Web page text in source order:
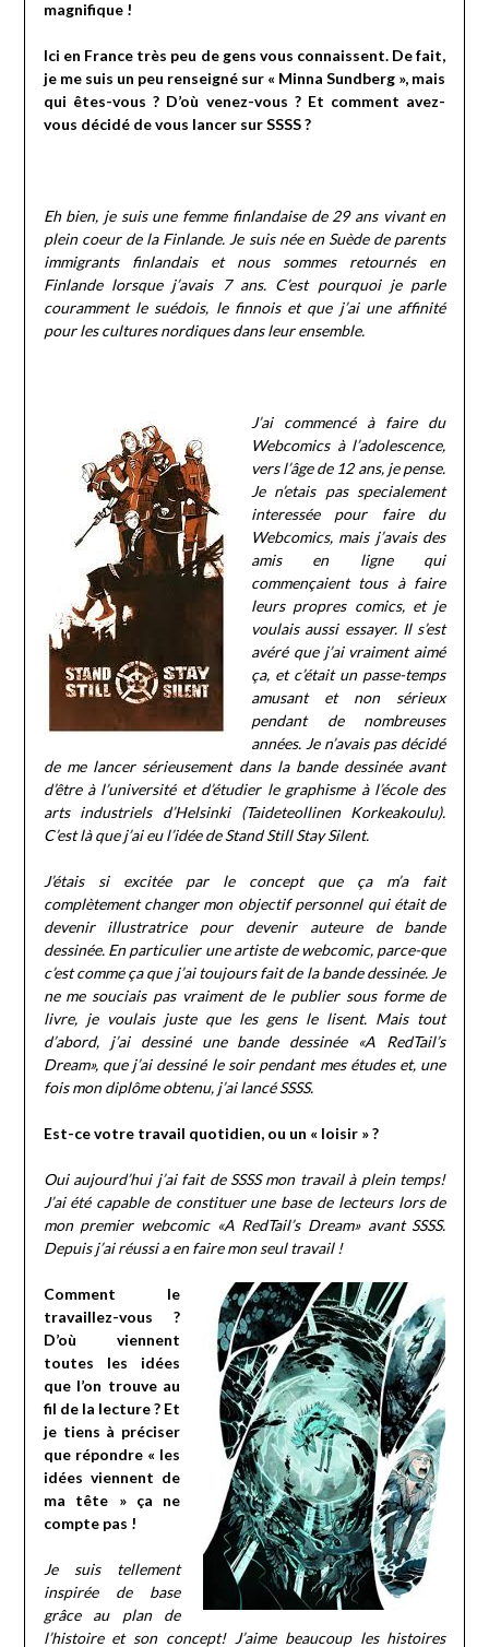
magnifique !
Ici en France très peu de gens vous connaissent. De fait,
je me suis un peu renseigné sur « Minna Sundberg », mais
qui êtes-vous ? D’où venez-vous ? Et comment avez-
vous décidé de vous lancer sur SSSS ?
Eh bien, je suis une femme finlandaise de 29 ans vivant en
plein coeur de la Finlande. Je suis née en Suède de parents
immigrants finlandais et nous sommes retournés en
Finlande lorsque j’avais 7 ans. C’est pourquoi je parle
couramment le suédois, le finnois et que j’ai une affinité
pour les cultures nordiques dans leur ensemble.
J’ai commencé à faire du
Webcomics à l’adolescence,
vers l’âge de 12 ans, je pense.
Je n’etais pas specialement
interessée pour faire du
Webcomics, mais j’avais des
amis en ligne qui
commençaient tous à faire
leurs propres comics, et je
voulais aussi essayer. Il s’est
avéré que j’ai vraiment aimé
ça, et c’était un passe-temps
amusant et non sérieux
pendant de nombreuses
années. Je n’avais pas décidé
de me lancer sérieusement dans la bande dessinée avant
d’être à l’université et d’étudier le graphisme à l’école des
arts industriels d’Helsinki (Taideteollinen Korkeakoulu).
C’est là que j’ai eu l’idée de Stand Still Stay Silent.
J’étais si excitée par le concept que ça m’a fait
complètement changer mon objectif personnel qui était de
devenir illustratrice pour devenir auteure de bande
dessinée. En particulier une artiste de webcomic, parce-que
c’est comme ça que j’ai toujours fait de la bande dessinée. Je
ne me souciais pas vraiment de le publier sous forme de
livre, je voulais juste que les gens le lisent. Mais tout
d’abord, j’ai dessiné une bande dessinée «A RedTail’s
Dream», que j’ai dessiné le soir pendant mes études et, une
fois mon diplôme obtenu, j’ai lancé SSSS.
Est-ce votre travail quotidien, ou un « loisir » ?
Oui aujourd’hui j’ai fait de SSSS mon travail à plein temps!
J’ai été capable de constituer une base de lecteurs lors de
mon premier webcomic «A RedTail’s Dream» avant SSSS.
Depuis j’ai réussi a en faire mon seul travail !
Comment le
travaillez-vous ?
D’où viennent
toutes les idées
que l’on trouve au
fil de la lecture ? Et
je tiens à préciser
que répondre « les
idées viennent de
ma tête » ça ne
compte pas !
Je suis tellement
inspirée de base
grâce au plan de
l’histoire et son concept! J’aime beaucoup les histoires